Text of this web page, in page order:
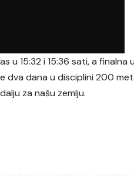
u 15:32 i 15:36 sati, a
dva dana u disciplini 200
za našu zemlju.